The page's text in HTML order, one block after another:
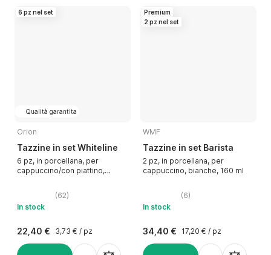
6 pz nel set
Qualità garantita
Orion
Tazzine in set Whiteline
6 pz, in porcellana, per
cappuccino/con piattino,
(62)
In stock
22,40 € 3,73 € / pz
Premium
2 pz nel set
WMF
Tazzine in set Barista
2 pz, in porcellana, per
cappuccino, bianche, 160 ml
(6)
In stock
34,40 € 17,20 € / pz